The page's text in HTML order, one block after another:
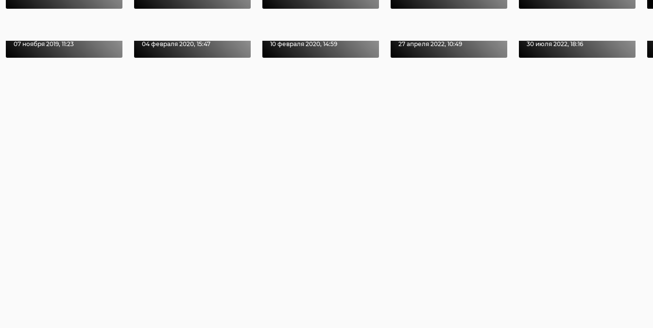
07 ноября 2019, 11:23 04 февраля 2020, 15:47 10 февраля 2020, 14:59 27 апреля 2022, 10:49 30 июля 2022, 18:16